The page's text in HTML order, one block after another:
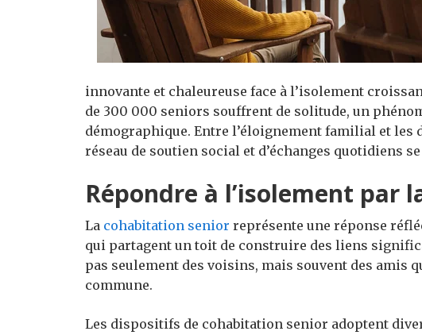
innovante et chaleureuse face à l’isolement
de 300 000 seniors souffrent de solitude, un
démographique. Entre l’éloignement familial et les
réseau de soutien social et d’échanges quotidiens
Répondre à l’isolement par
La cohabitation senior représente une réponse
qui partagent un toit de construire des liens
pas seulement des voisins, mais souvent des amis
commune.
Les dispositifs de cohabitation senior adoptent